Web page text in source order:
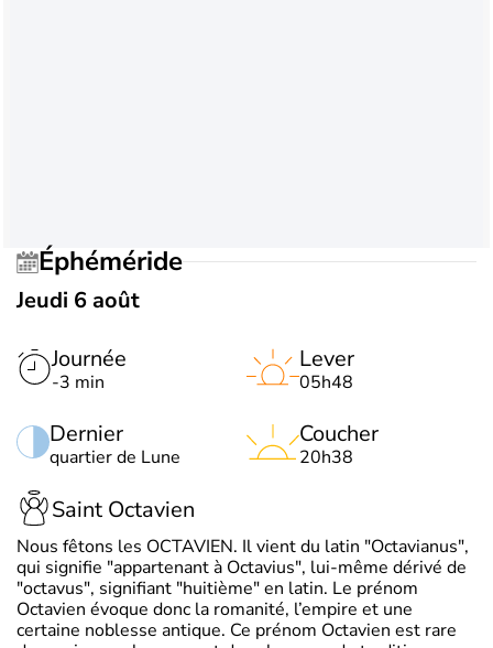
Éphéméride
Jeudi 6 août
Journée
-3 min
Dernier
quartier de Lune
Lever
05h48
Coucher
20h38
Saint Octavien
Nous fêtons les OCTAVIEN. Il vient du latin "Octavianus",
qui signifie "appartenant à Octavius", lui-même dérivé de
"octavus", signifiant "huitième" en latin. Le prénom
Octavien évoque donc la romanité, l’empire et une
certaine noblesse antique. Ce prénom Octavien est rare